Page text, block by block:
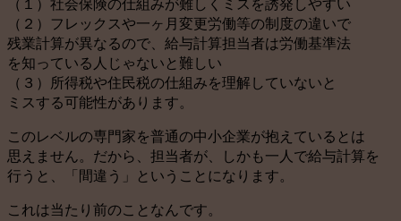
（２）フレックスや一ヶ月変更労働等の制度の違いで
残業計算が異なるので、給与計算担当者は労働基準法
を知っている人じゃないと難しい
（３）所得税や住民税の仕組みを理解していないと
ミスする可能性があります。
このレベルの専門家を普通の中小企業が抱えているとは
思えません。だから、担当者が、しかも一人で給与計算を
行うと、「間違う」ということになります。
これは当たり前のことなんです。